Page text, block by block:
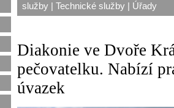
služby | Technické služby | Úřady
Diakonie ve Dvoře
pečovatelku. Nabízí
úvazek